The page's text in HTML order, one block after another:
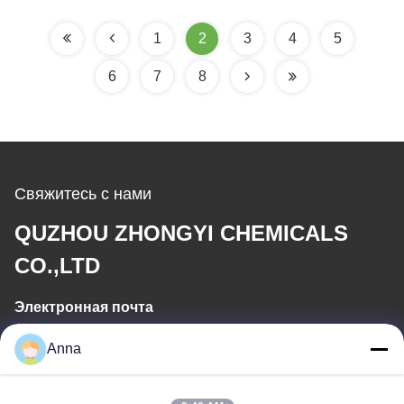
многошаговый1 2 3 4 5
6 7 8
Свяжитесь с нами
QUZHOU ZHONGYI CHEMICALS
CO.,LTD
Электронная почта
wfmbeide@163.com
Anna